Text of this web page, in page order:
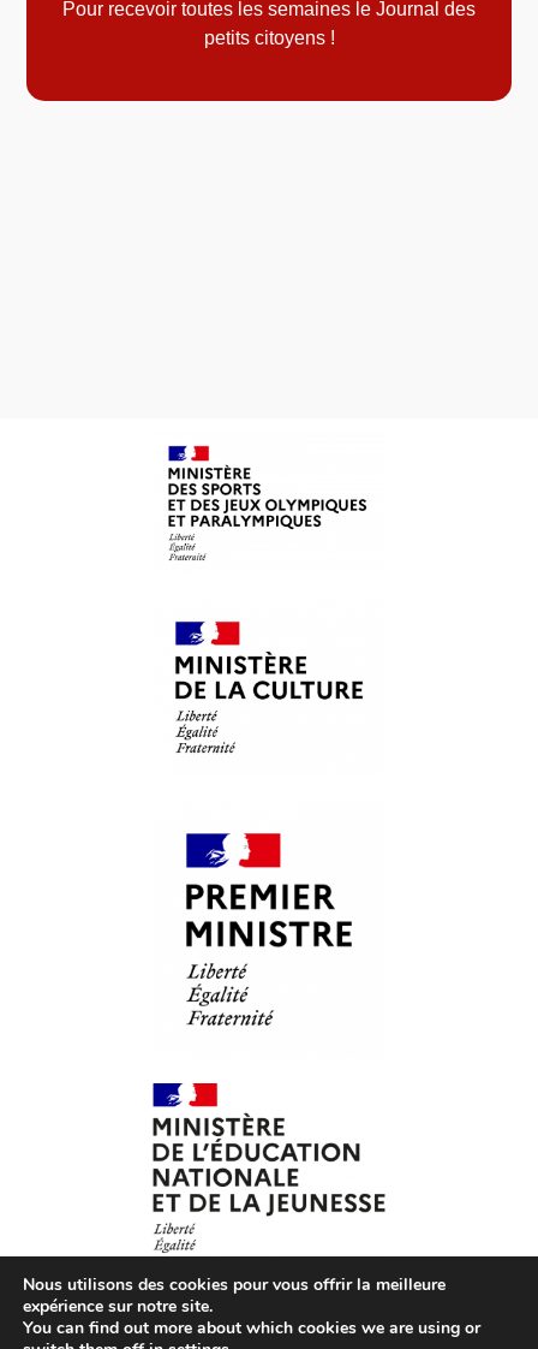
© Les Petits Citoyens – 2026 – Tous droits réservés – CGV
Nous utilisons des cookies pour vous offrir la meilleure
expérience sur notre site.
You can find out more about which cookies we are using or